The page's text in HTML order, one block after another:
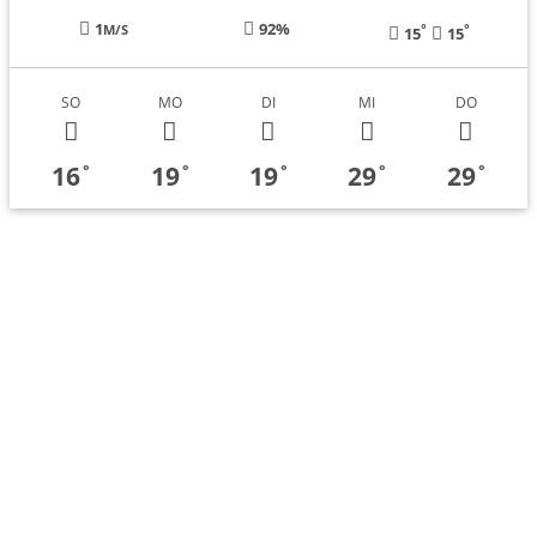
1M/S 92% 15° 15°
SO
16°
MO
19°
DI
19°
MI
29°
DO
29°